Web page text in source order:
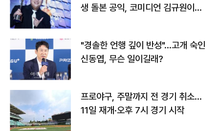
생 돌본 공익, 코미디언 김규원이었
"경솔한 언행 깊이 반성"…고개 숙인
신동엽, 무슨 일이길래?
프로야구, 주말까지 전 경기 취소…
11일 재개·오후 7시 경기 시작